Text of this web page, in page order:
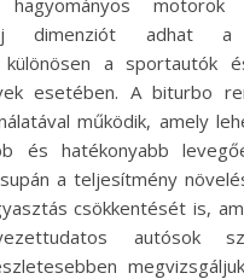
dimenziót adhat a
különösen a sportautók
esetében. A biturbo
működik, amely
és hatékonyabb
a teljesítmény
csökkentését is,
autósok